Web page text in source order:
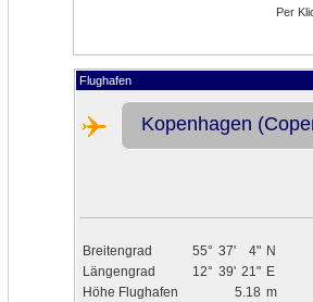
Per
Flughafen
Kopenhagen
Breitengrad 55° 37' 4" N
Längengrad
12° 39' 21" E
Höhe Flughafen
5.18 m